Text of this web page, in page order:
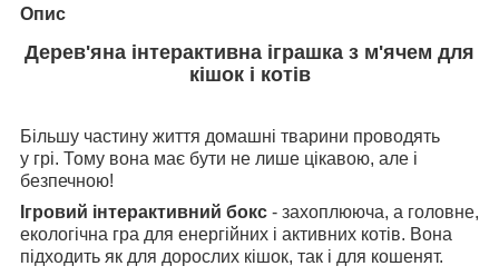
Опис
Дерев'яна інтерактивна іграшка з м'ячем для
кішок і котів
Більшу частину життя домашні тварини проводять
у грі. Тому вона має бути не лише цікавою, але і
безпечною!
Ігровий інтерактивний бокс - захоплююча, а головне,
екологічна гра для енергійних і активних котів. Вона
підходить як для дорослих кішок, так і для кошенят.